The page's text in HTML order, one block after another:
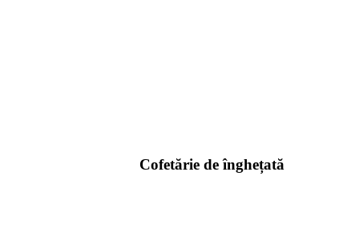
Cofetărie de înghețată